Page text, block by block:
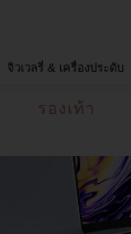
จิวเวลรี่ & เครื่องประดับ
รองเท้า